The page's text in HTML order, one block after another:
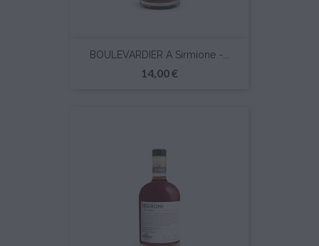
BOULEVARDIER A Sirmione -...
Prezzo
14,00 €